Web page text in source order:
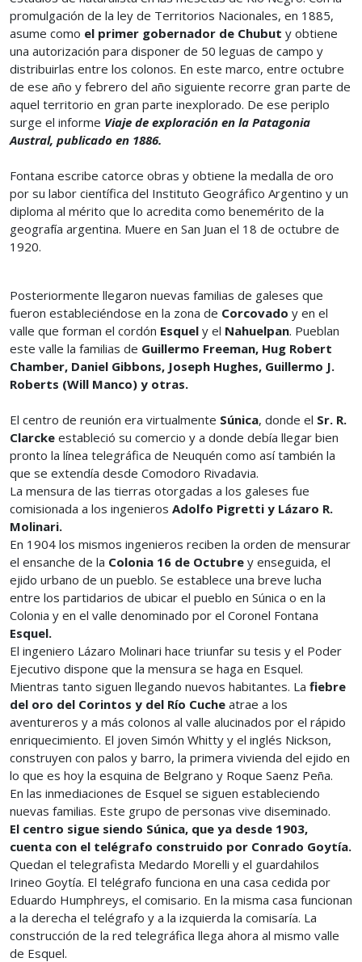
promulgación de la ley de Territorios Nacionales, en 1885,
asume como el primer gobernador de Chubut y obtiene
una autorización para disponer de 50 leguas de campo y
distribuirlas entre los colonos. En este marco, entre octubre
de ese año y febrero del año siguiente recorre gran parte de
aquel territorio en gran parte inexplorado. De ese periplo
surge el informe Viaje de exploración en la Patagonia
Austral, publicado en 1886.
Fontana escribe catorce obras y obtiene la medalla de oro
por su labor científica del Instituto Geográfico Argentino y un
diploma al mérito que lo acredita como benemérito de la
geografía argentina. Muere en San Juan el 18 de octubre de
1920.
Posteriormente llegaron nuevas familias de galeses que
fueron estableciéndose en la zona de Corcovado y en el
valle que forman el cordón Esquel y el Nahuelpan. Pueblan
este valle la familias de Guillermo Freeman, Hug Robert
Chamber, Daniel Gibbons, Joseph Hughes, Guillermo J.
Roberts (Will Manco) y otras.
El centro de reunión era virtualmente Súnica, donde el Sr. R.
Clarcke estableció su comercio y a donde debía llegar bien
pronto la línea telegráfica de Neuquén como así también la
que se extendía desde Comodoro Rivadavia.
La mensura de las tierras otorgadas a los galeses fue
comisionada a los ingenieros Adolfo Pigretti y Lázaro R.
Molinari.
En 1904 los mismos ingenieros reciben la orden de mensurar
el ensanche de la Colonia 16 de Octubre y enseguida, el
ejido urbano de un pueblo. Se establece una breve lucha
entre los partidarios de ubicar el pueblo en Súnica o en la
Colonia y en el valle denominado por el Coronel Fontana
Esquel.
El ingeniero Lázaro Molinari hace triunfar su tesis y el Poder
Ejecutivo dispone que la mensura se haga en Esquel.
Mientras tanto siguen llegando nuevos habitantes. La fiebre
del oro del Corintos y del Río Cuche atrae a los
aventureros y a más colonos al valle alucinados por el rápido
enriquecimiento. El joven Simón Whitty y el inglés Nickson,
construyen con palos y barro, la primera vivienda del ejido en
lo que es hoy la esquina de Belgrano y Roque Saenz Peña.
En las inmediaciones de Esquel se siguen estableciendo
nuevas familias. Este grupo de personas vive diseminado.
El centro sigue siendo Súnica, que ya desde 1903,
cuenta con el telégrafo construido por Conrado Goytía.
Quedan el telegrafista Medardo Morelli y el guardahilos
Irineo Goytía. El telégrafo funciona en una casa cedida por
Eduardo Humphreys, el comisario. En la misma casa funcionan
a la derecha el telégrafo y a la izquierda la comisaría. La
construcción de la red telegráfica llega ahora al mismo valle
de Esquel.